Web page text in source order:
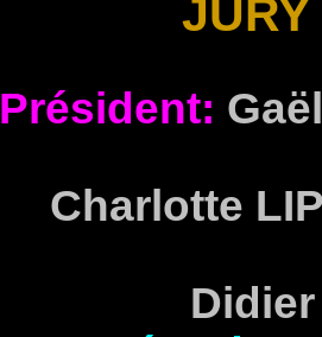
Président:
Charlotte